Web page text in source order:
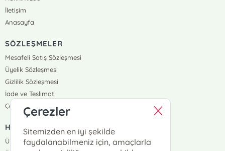
İletişim
Anasayfa
SÖZLEŞMELER
Mesafeli Satış Sözleşmesi
Üyelik Sözleşmesi
Gizlilik Sözleşmesi
İade ve Teslimat
Çerez Politikası
HIZLI ERİŞİM
Üye Ol
Çerezler
Sitemizden en iyi şekilde
faydalanabilmeniz için, amaçlarla